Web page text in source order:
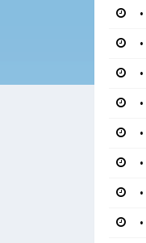
•
•
•
•
•
•
•
•